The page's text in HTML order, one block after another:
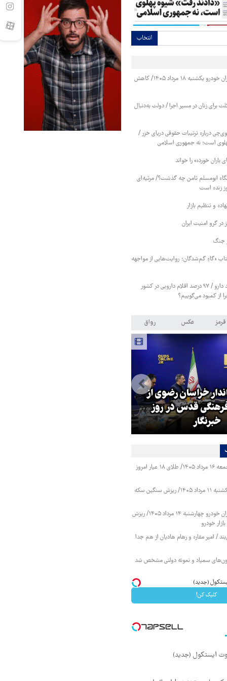
انتخاب
قیمت محصولات ایران خودرو یکشنبه ۱۸ مرداد ۱۴۰۵/ کاهش
برای زنان در مسیر اجرا / دولت به‌دنبال
درباره ترتیبات حقوقی دریای خزر /
است؛ نه جمهوری اسلامی
باران خورده» را خواند
ابومسلم ثامن چه گذشت؟/ مرثیه‌ای
زنده است
و تنظیم بازار
در گرو امنیت ایران
جنگ
«گاهِ گم‌شدگان؛ روایت‌هایی از مواجهه
پازل گمشده در تولید دارو / ۹۷ درصد اقلام دارویی در کشور
از کمبود می‌گوییم؟
عکس رواق
خراسان رضوی از
قدس در روز
خبرنگار
قیمت طلا و سکه جمعه ۱۶ مرداد ۱۴۰۵/ طلای ۱۸ عیار امروز
قیمت طلا و سکه یکشنبه ۱۱ مرداد ۱۴۰۵/ ریزش سنگین سکه
قیمت محصولات ایران خودرو چهارشنبه ۱۴ مرداد ۱۴۰۵/ ریزش
خودرو
/ امیر مقاره و رهام هادیان از هم جدا
سمپاد و نمونه دولتی مشخص شد
کلیک کن!